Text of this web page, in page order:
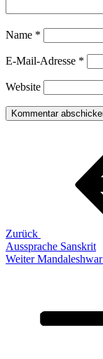
Name *
E-Mail-Adresse *
Website
Zurück
Aussprache Sanskrit
Nächster
Weiter